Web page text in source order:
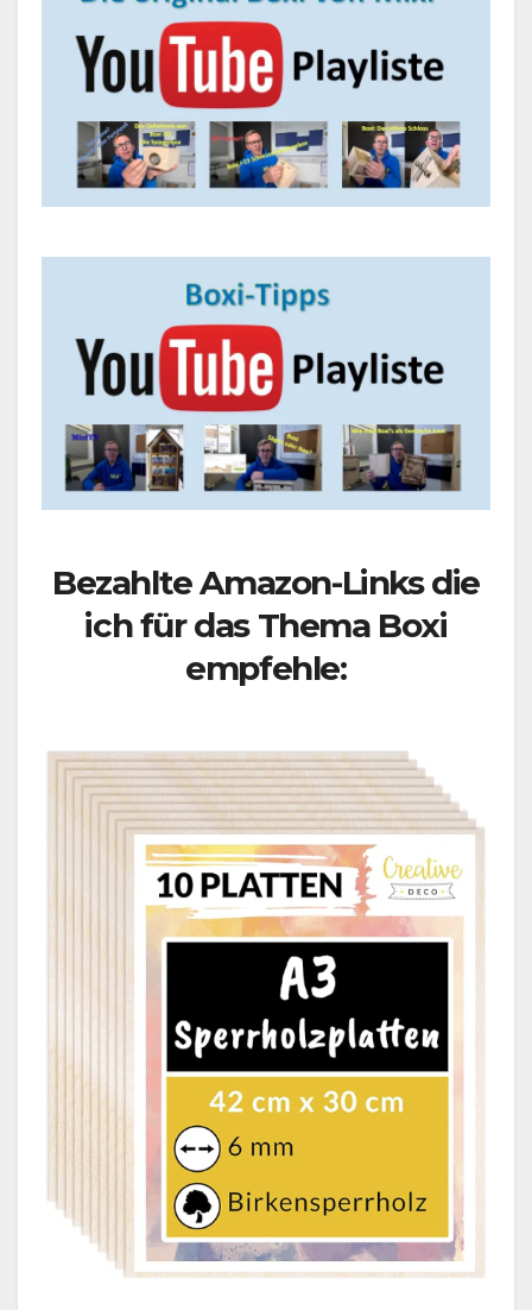
Bezahlte Amazon-Links die
ich für das Thema Boxi
empfehle: